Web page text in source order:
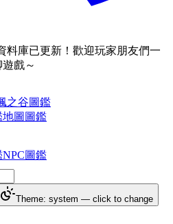
料庫已更新！歡迎玩家朋友們一
戲～
之谷圖鑑
地圖圖鑑
NPC圖鑑
Theme: system — click to change